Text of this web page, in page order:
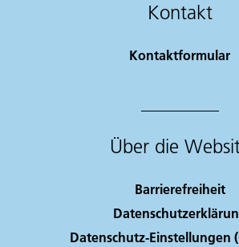
Kontakt
Kontaktformular
Über die
Barrierefreiheit
Datenschutz-Einstellungen